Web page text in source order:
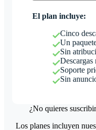
El plan incluye:
Cinco
Un
Sin
Descargas
Soporte
Sin
¿No quieres
Los planes incluyen